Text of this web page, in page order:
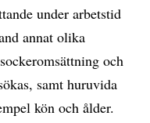
under arbetstid
annat olika
och
samt huruvida
kön och ålder.